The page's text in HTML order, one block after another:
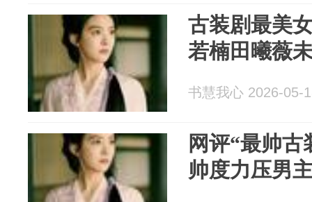
古装剧最美
若楠田曦薇
书慧我心 2026-05-
网评“最帅古
帅度力压男